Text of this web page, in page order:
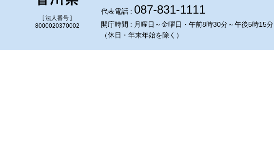
[ 法人番号 ]
8000020370002
代表電話 : 087-831-1111
開庁時間 : 月曜日～金曜日・午前8時30分～午後5時15分
（休日・年末年始を除く）